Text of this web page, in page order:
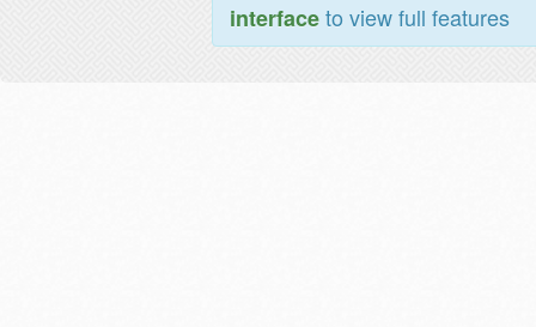
interfaceto view full features